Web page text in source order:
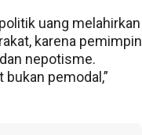
uang melahirkan
karena pemimpin
nepotisme.
pemodal,”